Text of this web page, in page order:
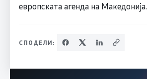
европската агенда на Македонија.
СПОДЕЛИ: